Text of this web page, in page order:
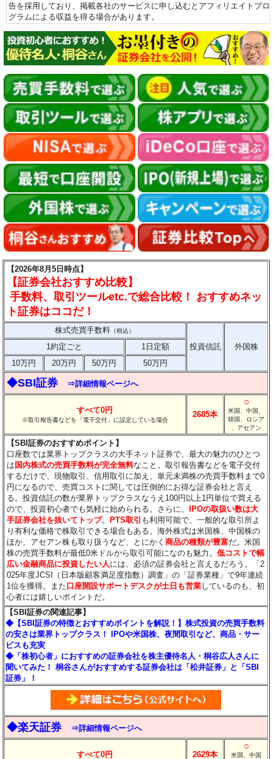
告を採用しており、掲載各社のサービスに申し込むとアフィリエイトプロ
グラムによる収益を得る場合があります。
【2026年8月5日時点】
【証券会社おすすめ比較】
手数料、取引ツールetc.で総合比較！ おすすめネッ
ト証券はココだ！
株式売買手数料 （税込）
投資信託 外国株
1約定ごと
1日定額
10万円
20万円 50万円 50万円
◆SBI証券 ⇒詳細情報ページへ
すべて0円
※取引報告書などを「電子交付」に設定している場合
2685本
○
米国、中国、
韓国、ロシア
、アセアン
【SBI証券のおすすめポイント】
口座数では業界トップクラスの大手ネット証券で、最大の魅力のひとつ
は国内株式の売買手数料が完全無料なこと。取引報告書などを電子交付
するだけで、現物取引、信用取引に加え、単元未満株の売買手数料まで0
円になるので、売買コストに関しては圧倒的にお得な証券会社と言え
る。投資信託の数が業界トップクラスなうえ100円以上1円単位で買える
ので、投資初心者でも気軽に始められる。さらに、IPOの取扱い数は大
手証券会社を抜いてトップ。PTS取引 も利用可能で、一般的な取引所よ
り有利な価格で株取引できる場合もある。海外株式は米国株、中国株の
ほか、アセアン株も取り扱うなど、とにかく商品の種類が豊富だ。米国
株の売買手数料が最低0米ドルから取引可能になのも魅力。低コストで幅
広い金融商品に投資したい人 には、必須の証券会社と言えるだろう。「2
025年度JCSI（日本版顧客満足度指数）調査」の「証券業種」で9年連続
1位を獲得。また口座開設サポートデスクが土日も営業しているのも、初
心者には嬉しいポイントだ。
【SBI証券の関連記事】
◆【SBI証券の特徴とおすすめポイントを解説！】株式投資の売買手数料
の安さは業界トップクラス！ IPOや米国株、夜間取引など、商品・サー
ビスも充実
◆「株初心者」におすすめの証券会社を株主優待名人・桐谷広人さんに
聞いてみた！ 桐谷さんがおすすめする証券会社は「松井証券」と「SBI
証券」！
◆楽天証券 ⇒詳細情報ページへ
すべて0円 2629本
○
米国、中国